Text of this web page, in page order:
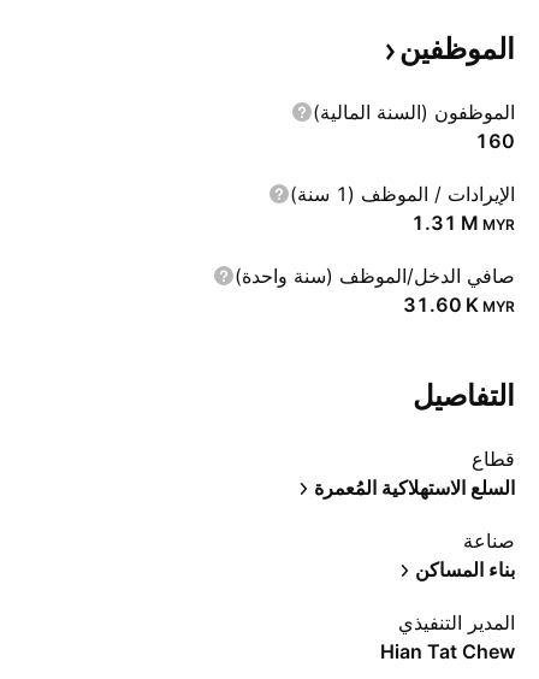
الموظفين
الموظفون (السنة المالية)
160
الإيرادات / الموظف (1 سنة)
‪1.31 M‬ MYR
صافي الدخل/الموظف (سنة واحدة)
‪31.60 K‬ MYR
التفاصيل
قطاع
السلع الاستهلاكية المُعمرة
صناعة
بناء المساكن
المدير التنفيذي
Hian Tat Chew